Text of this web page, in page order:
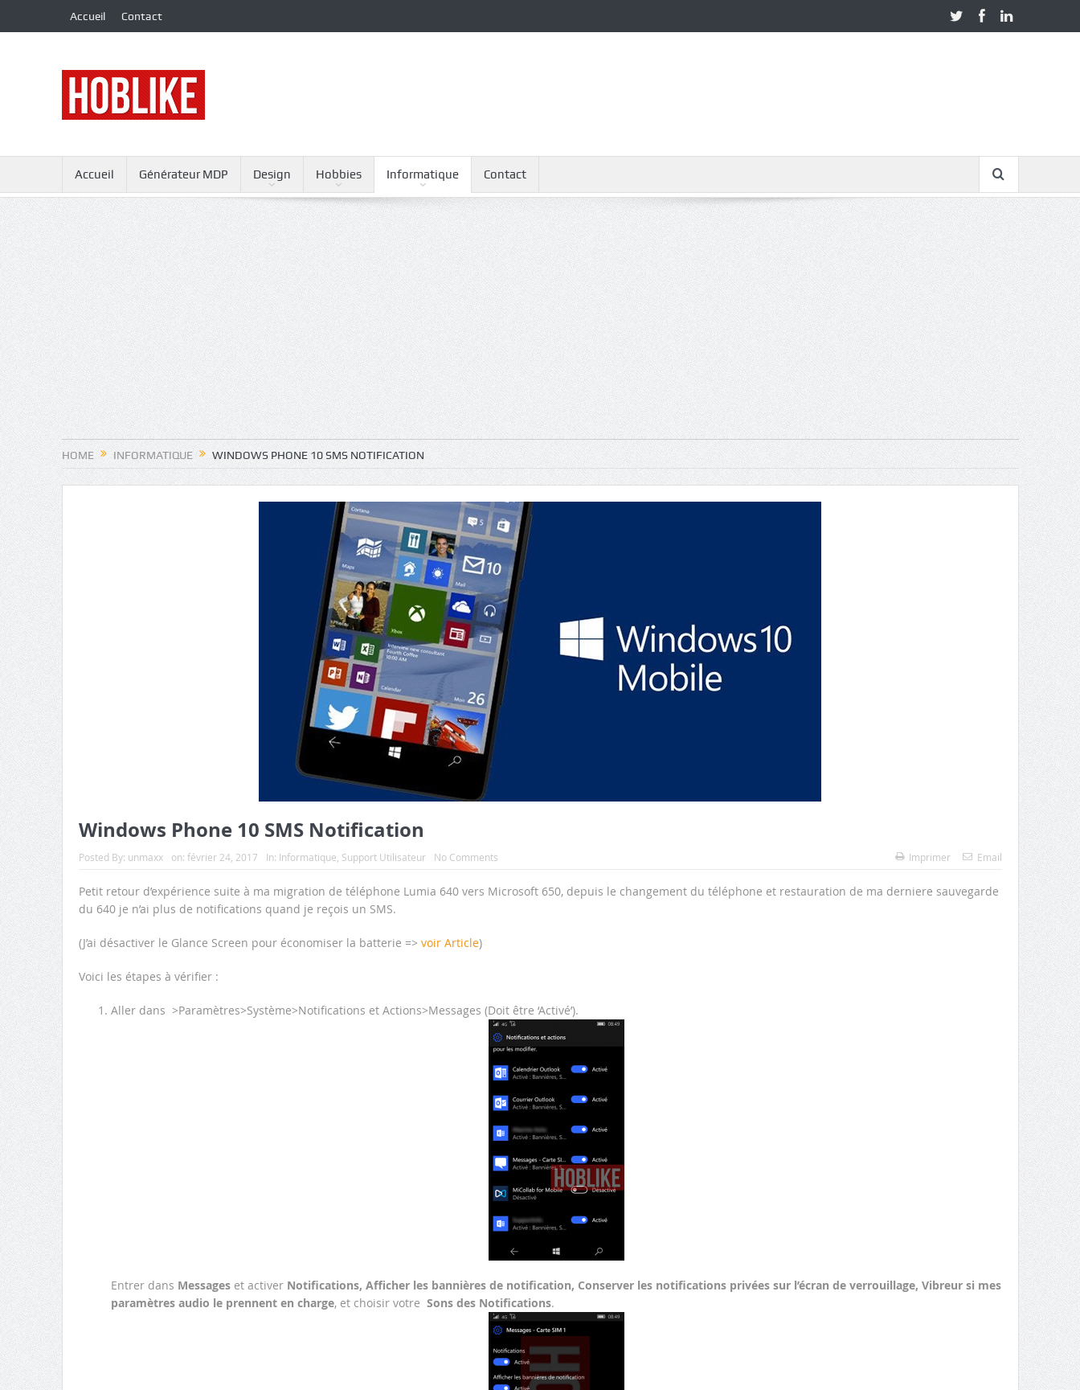
Accueil Contact
Accueil Générateur MDP Design Hobbies Informatique Contact
HOME INFORMATIQUE WINDOWS PHONE 10 SMS NOTIFICATION
Windows Phone 10 SMS Notification
Posted By: unmaxx on: février 24, 2017 In: Informatique Support Utilisateur No Comments Imprimer Email
Petit retour d’expérience suite à ma migration de téléphone Lumia 640 vers Microsoft 650, depuis le changement du téléphone et restauration de ma derniere sauvegarde
du 640 je n’ai plus de notifications quand je reçois un SMS.
(J’ai désactiver le Glance Screen pour économiser la batterie => voir Article)
Voici les étapes à vérifier :
Aller dans >Paramètres>Système>Notifications et Actions>Messages (Doit être ‘Activé’).
Entrer dans Messageset activer Notifications, Afficher les bannières de notification, Conserver les notifications privées sur l’écran de verrouillage, Vibreur si mes
paramètres audio le prennent en charge, et choisir votre Sons des Notifications.